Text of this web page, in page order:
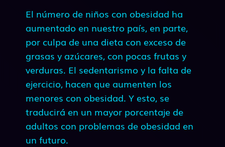
El número de niños con obesidad ha
aumentado en nuestro país, en parte,
por culpa de una dieta con exceso de
grasas y azúcares, con pocas frutas y
verduras. El sedentarismo y la falta de
ejercicio, hacen que aumenten los
menores con obesidad. Y esto, se
traducirá en un mayor porcentaje de
adultos con problemas de obesidad en
un futuro.